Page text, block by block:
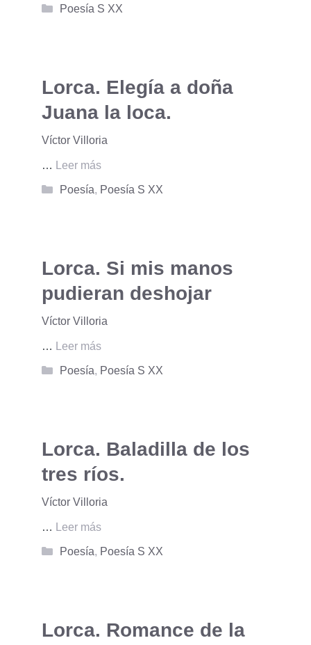
Categorías
Poesía S XX
Lorca. Elegía a doña
Juana la loca.
Víctor Villoria
…
Leer más
Categorías
Poesía, Poesía S XX
Lorca. Si mis manos
pudieran deshojar
Víctor Villoria
…
Leer más
Categorías
Poesía, Poesía S XX
Lorca. Baladilla de los
tres ríos.
Víctor Villoria
…
Leer más
Categorías
Poesía, Poesía S XX
Lorca. Romance de la